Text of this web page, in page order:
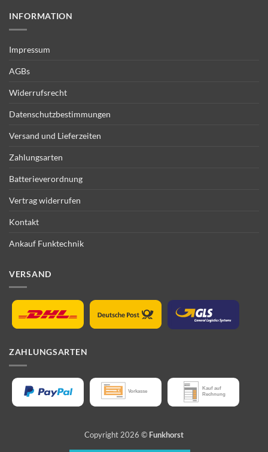
INFORMATION
Impressum
AGBs
Widerrufsrecht
Datenschutzbestimmungen
Versand und Lieferzeiten
Zahlungsarten
Batterieverordnung
Vertrag widerrufen
Kontakt
Ankauf Funktechnik
VERSAND
ZAHLUNGSARTEN
Copyright 2026 © Funkhorst